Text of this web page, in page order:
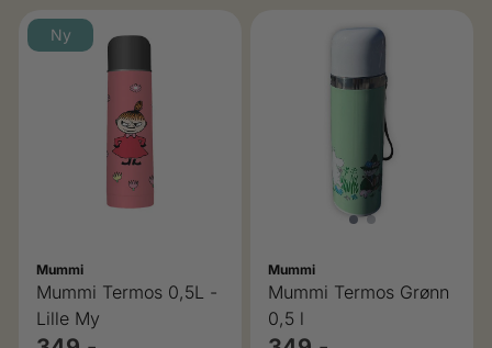
Ny
Mummi
Mummi Termos 0,5L -
Lille My
Mummi
Mummi Termos Grønn
0,5 l